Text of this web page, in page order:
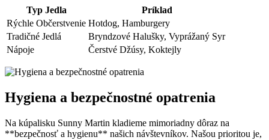
Typ Jedla
Príklad
Rýchle Občerstvenie Hotdog, Hamburgery
Tradičné Jedlá
Bryndzové Halušky, Vyprážaný Syr
Nápoje
Čerstvé Džúsy, Koktejly
Hygiena a bezpečnostné opatrenia
Na kúpalisku Sunny Martin kladieme mimoriadny dôraz na
**bezpečnosť a hygienu** našich návštevníkov. Našou prioritou je,